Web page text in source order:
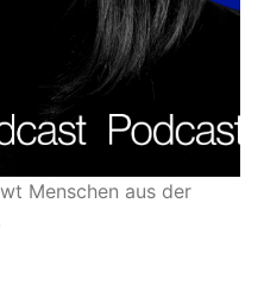
Menschen aus der